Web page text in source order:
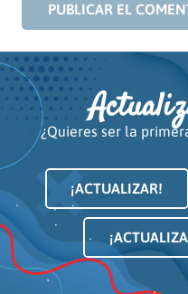
PUBLICAR EL
¿Quieres ser la
¡ACTUALIZAR!